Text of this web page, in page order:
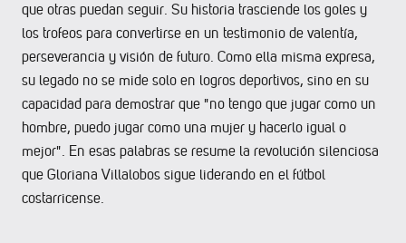
que otras puedan seguir. Su historia trasciende los goles y
los trofeos para convertirse en un testimonio de valentía,
perseverancia y visión de futuro. Como ella misma expresa,
su legado no se mide solo en logros deportivos, sino en su
capacidad para demostrar que "no tengo que jugar como un
hombre, puedo jugar como una mujer y hacerlo igual o
mejor". En esas palabras se resume la revolución silenciosa
que Gloriana Villalobos sigue liderando en el fútbol
costarricense.